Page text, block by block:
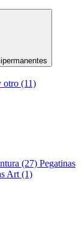
otro (11)
(27) Pegatinas
Art (1)